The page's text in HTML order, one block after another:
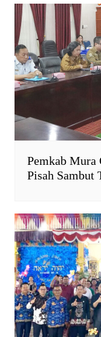
Pemkab Mura
Pisah Sambut